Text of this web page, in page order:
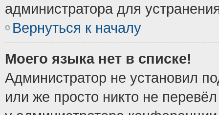
администратора для
Вернуться к началу
Моего языка нет в списке!
Администратор не установил
или же просто никто не